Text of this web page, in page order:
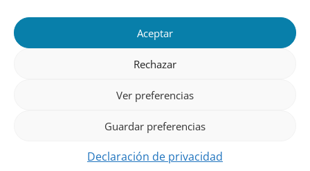
Aceptar
Rechazar
Ver preferencias
Guardar preferencias
Declaración de privacidad
Nuestra historia
Conozca a nuestro equipo
¡Leé nuestro newsletter!